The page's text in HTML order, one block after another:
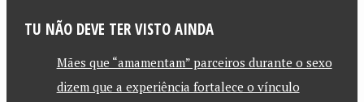
TU NÃO DEVE TER VISTO AINDA
Mães que “amamentam” parceiros durante o sexo
dizem que a experiência fortalece o vínculo